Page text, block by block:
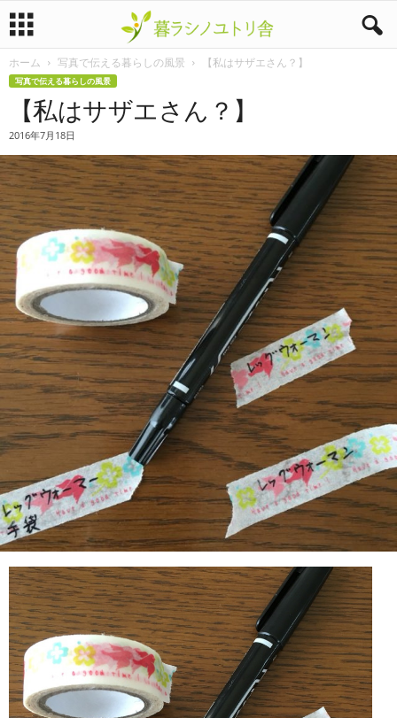
暮
ノ
ユ
ト
リ
舎
ホーム 写真で伝える暮らしの風景 【私はサザエさん？】
写真で伝える暮らしの風景
【私はサザエさん？】
2016年7月18日